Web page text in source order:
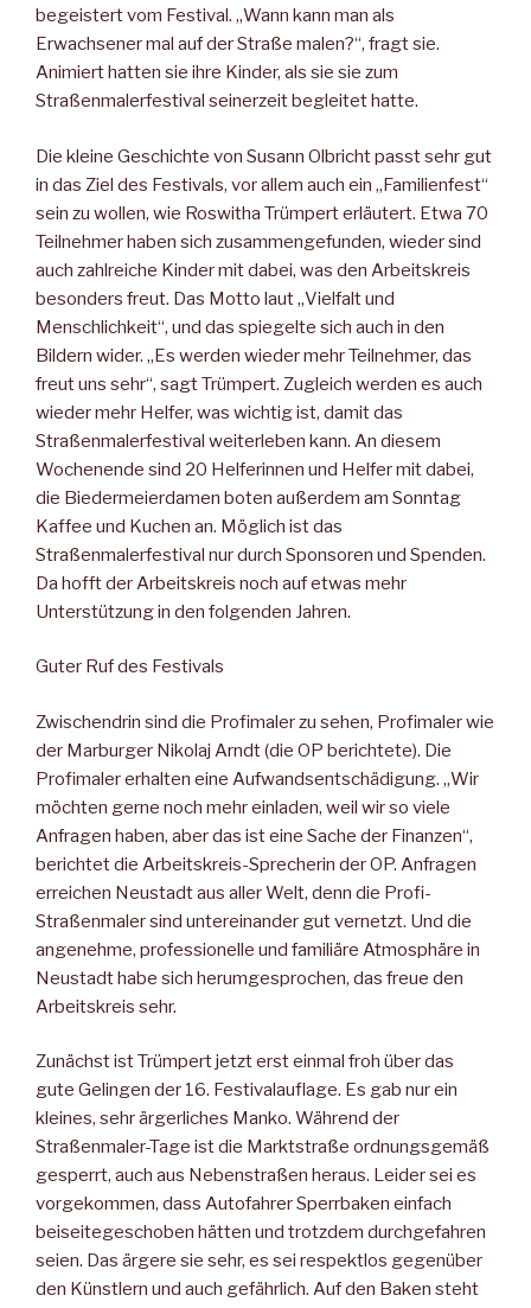
begeistert vom Festival. „Wann kann man als
Erwachsener mal auf der Straße malen?“, fragt sie.
Animiert hatten sie ihre Kinder, als sie sie zum
Straßenmalerfestival seinerzeit begleitet hatte.
Die kleine Geschichte von Susann Olbricht passt sehr gut
in das Ziel des Festivals, vor allem auch ein „Familienfest“
sein zu wollen, wie Roswitha Trümpert erläutert. Etwa 70
Teilnehmer haben sich zusammengefunden, wieder sind
auch zahlreiche Kinder mit dabei, was den Arbeitskreis
besonders freut. Das Motto laut „Vielfalt und
Menschlichkeit“, und das spiegelte sich auch in den
Bildern wider. „Es werden wieder mehr Teilnehmer, das
freut uns sehr“, sagt Trümpert. Zugleich werden es auch
wieder mehr Helfer, was wichtig ist, damit das
Straßenmalerfestival weiterleben kann. An diesem
Wochenende sind 20 Helferinnen und Helfer mit dabei,
die Biedermeierdamen boten außerdem am Sonntag
Kaffee und Kuchen an. Möglich ist das
Straßenmalerfestival nur durch Sponsoren und Spenden.
Da hofft der Arbeitskreis noch auf etwas mehr
Unterstützung in den folgenden Jahren.
Guter Ruf des Festivals
Zwischendrin sind die Profimaler zu sehen, Profimaler wie
der Marburger Nikolaj Arndt (die OP berichtete). Die
Profimaler erhalten eine Aufwandsentschädigung. „Wir
möchten gerne noch mehr einladen, weil wir so viele
Anfragen haben, aber das ist eine Sache der Finanzen“,
berichtet die Arbeitskreis-Sprecherin der OP. Anfragen
erreichen Neustadt aus aller Welt, denn die Profi-
Straßenmaler sind untereinander gut vernetzt. Und die
angenehme, professionelle und familiäre Atmosphäre in
Neustadt habe sich herumgesprochen, das freue den
Arbeitskreis sehr.
Zunächst ist Trümpert jetzt erst einmal froh über das
gute Gelingen der 16. Festivalauflage. Es gab nur ein
kleines, sehr ärgerliches Manko. Während der
Straßenmaler-Tage ist die Marktstraße ordnungsgemäß
gesperrt, auch aus Nebenstraßen heraus. Leider sei es
vorgekommen, dass Autofahrer Sperrbaken einfach
beiseitegeschoben hätten und trotzdem durchgefahren
seien. Das ärgere sie sehr, es sei respektlos gegenüber
den Künstlern und auch gefährlich. Auf den Baken steht